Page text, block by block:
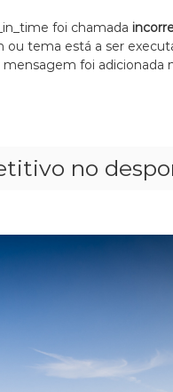
foi chamada
tema está a ser
foi adicionada
no